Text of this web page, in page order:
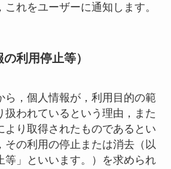
これをユーザーに通知します。
利用停止等）
ら，個人情報が，利用目的の範
扱われているという理由，また
より取得されたものであるとい
その利用の停止または消去（以
等」といいます。）を求められ